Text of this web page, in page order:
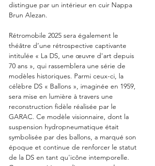
distingue par un intérieur en cuir Nappa
Brun Alezan.
Rétromobile 2025 sera également le
théâtre d’une rétrospective captivante
intitulée « La DS, une œuvre d'art depuis
70 ans », qui rassemblera une série de
modèles historiques. Parmi ceux-ci, la
célèbre DS « Ballons », imaginée en 1959,
sera mise en lumière à travers une
reconstruction fidèle réalisée par le
GARAC. Ce modèle visionnaire, dont la
suspension hydropneumatique était
symbolisée par des ballons, a marqué son
époque et continue de renforcer le statut
de la DS en tant qu'icône intemporelle.